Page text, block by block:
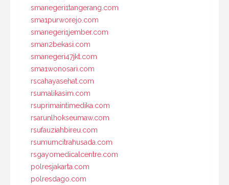
smanegeri1tangerang.com
sma1purworejo.com
smanegeri1jember.com
sman2bekasi.com
smanegeri47jkt.com
sma1wonosari.com
rscahayasehat.com
rsumalikasim.com
rsuprimaintimedika.com
rsarunlhokseumaw.com
rsufauziahbireu.com
rsumumcitrahusada.com
rsgayomedicalcentre.com
polresjakarta.com
polresdago.com